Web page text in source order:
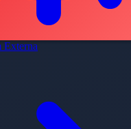
Externa